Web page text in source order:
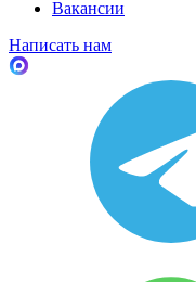
Вакансии
Написать нам